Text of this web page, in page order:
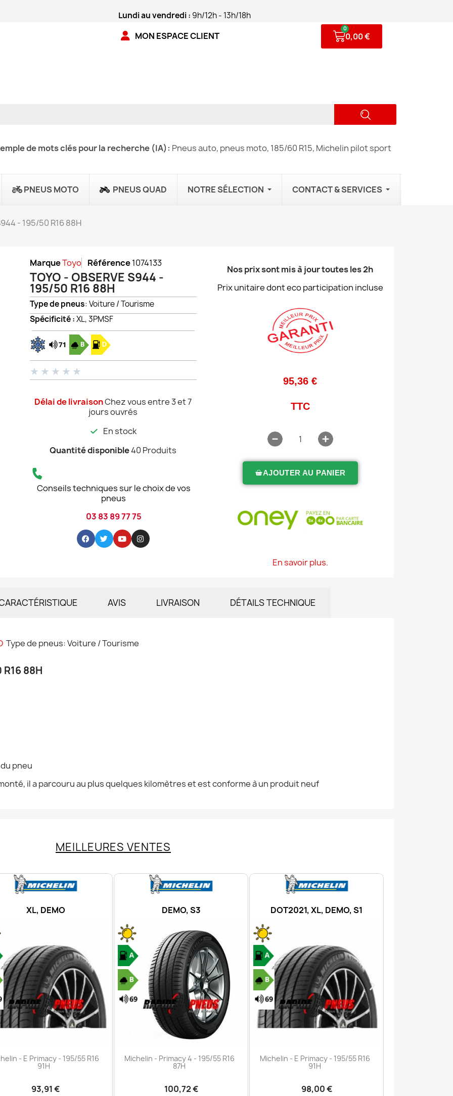
Lundi au vendredi : 9h/12h - 13h/18h
MON ESPACE CLIENT 0,00 €
de mots clés pour la recherche (IA): Pneus auto, pneus moto, 185/60 R15, Michelin pilot sport
PNEUS MOTO PNEUS QUAD NOTRE SÉLECTION CONTACT & SERVICES
- 195/50 R16 88H
MarqueToyo Référence1074133
TOYO - OBSERVE S944 -
195/50 R16 88H
Type de pneus: Voiture / Tourisme
Spécificité :XL, 3PMSF
★ ★ ★ ★ ★
Délai de livraisonChez vous entre 3 et 7
jours ouvrés
En stock
Quantité disponible40 Produits
Conseils techniques sur le choix de vos
pneus
03 83 89 77 75
Nos prix sont mis à jour toutes les 2h
Prix unitaire dont eco participation incluse
95,36 €
TTC
AJOUTER AU PANIER
En savoir plus.
AVIS LIVRAISON DÉTAILS TECHNIQUE
Type de pneus: Voiture / Tourisme
R16 88H
pneu
il a parcouru au plus quelques kilomètres et est conforme à un produit neuf
MEILLEURES VENTES
DEMO, S3
Aperçu rapide
- Primacy 4 - 195/55 R16
87H
100,72 €
DOT2021, XL, DEMO, S1
Aperçu rapide
Michelin - E Primacy - 195/55 R16
91H
98,00 €
XL, DEMO
Aperçu rapide
Michelin - E Primacy - 225/55 R18
102V
118,11 €